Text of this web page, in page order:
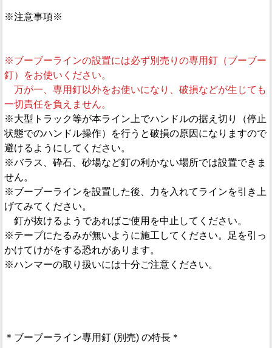
※注意事項※
※ブーブーラインの設置には必ず別売りの専用釘（ブーブー
釘）をお使いください。
万が一、専用釘以外をお使いになり、破損などが生じても
一切責任を負えません。
※大型トラック等が本ライン上でハンドルの据え切り（停止
状態でのハンドル操作）を行うと破損の原因になりますので
避けるようにしてください。
※バラス、砕石、砂場など釘の利かない場所では設置できま
せん。
※ブーブーラインを設置した後、力を入れてラインを引き上
げてみてください。
釘が抜けるようであればご使用を中止してください。
※テープにたるみが無いように施工してください。足を引っ
かけてけがをする恐れがあります。
※ハンマーの取り扱いには十分ご注意ください。
＊ブーブーライン専用釘 (別売) の特長＊